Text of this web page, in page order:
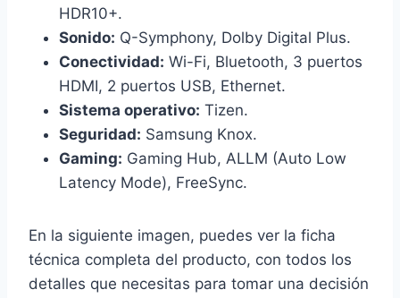
HDR10+.
Sonido: Q-Symphony, Dolby Digital Plus.
Conectividad: Wi-Fi, Bluetooth, 3 puertos
HDMI, 2 puertos USB, Ethernet.
Sistema operativo: Tizen.
Seguridad: Samsung Knox.
Gaming: Gaming Hub, ALLM (Auto Low
Latency Mode), FreeSync.
En la siguiente imagen, puedes ver la ficha
técnica completa del producto, con todos los
detalles que necesitas para tomar una decisión